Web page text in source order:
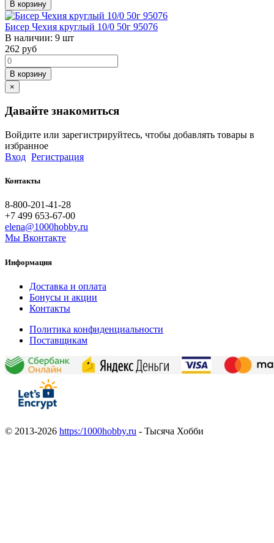
В корзину
Бисер Чехия круглый 10/0 50г 95076
В наличии: 9 шт
262 руб
В корзину
×
Давайте знакомиться
Войдите или зарегистрируйтесь, чтобы добавлять товары в
избранное
Вход Регистрация
Контакты
8-800-201-41-28
+7 499 653-67-00
elena@1000hobby.ru
Мы Вконтакте
Информация
Доставка и оплата
Бонусы и акции
Контакты
Политика конфиденциальности
Поставщикам
© 2013-2026 https:/1000hobby.ru - Тысяча Хобби